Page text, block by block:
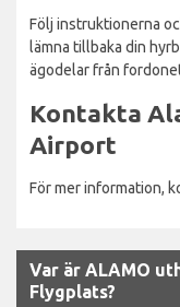
Följ instruktionerna
lämna tillbaka din
ägodelar från
Kontakta
Airport
För mer information,
Var är ALAMO
Flygplats?